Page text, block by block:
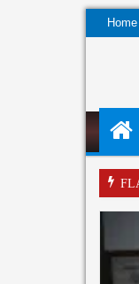
Home
समयमै